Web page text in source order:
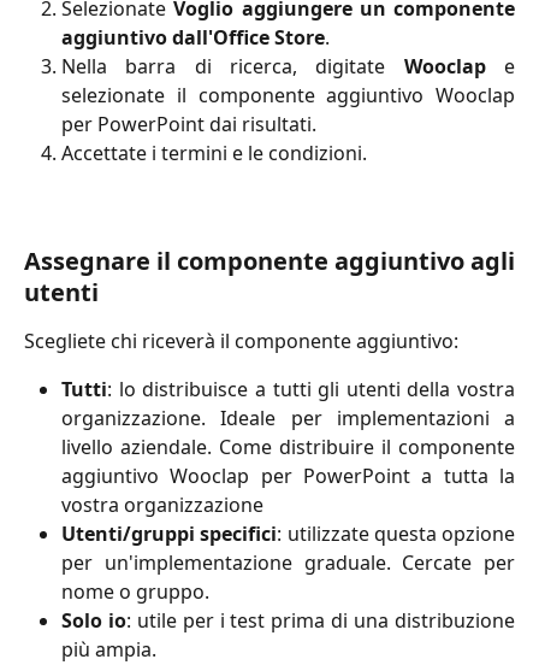
SelezionateVoglio aggiungere un componente
aggiuntivo dall'Office Store.
Nella barra di ricerca, digitate Wooclape
selezionate il componente aggiuntivo Wooclap
per PowerPoint dai risultati.
Accettate i termini e le condizioni.
Assegnare il componente aggiuntivo agli
utenti
Scegliete chi riceverà il componente aggiuntivo:
Tutti: lo distribuisce a tutti gli utenti della vostra
organizzazione. Ideale per implementazioni a
livello aziendale. Come distribuire il componente
aggiuntivo Wooclap per PowerPoint a tutta la
vostra organizzazione
Utenti/gruppi specifici: utilizzate questa opzione
per un'implementazione graduale. Cercate per
nome o gruppo.
Solo io: utile per i test prima di una distribuzione
più ampia.